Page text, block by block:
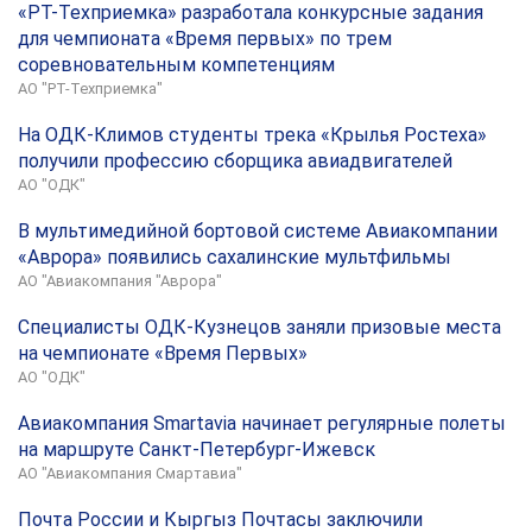
«РТ-Техприемка» разработала конкурсные задания
для чемпионата «Время первых» по трем
соревновательным компетенциям
АО "РТ-Техприемка"
На ОДК-Климов студенты трека «Крылья Ростеха»
получили профессию сборщика авиадвигателей
АО "ОДК"
В мультимедийной бортовой системе Авиакомпании
«Аврора» появились сахалинские мультфильмы
АО "Авиакомпания "Аврора"
Специалисты ОДК-Кузнецов заняли призовые места
на чемпионате «Время Первых»
АО "ОДК"
Авиакомпания Smartavia начинает регулярные полеты
на маршруте Санкт-Петербург-Ижевск
АО "Авиакомпания Смартавиа"
Почта России и Кыргыз Почтасы заключили